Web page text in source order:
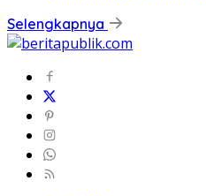
Selengkapnya